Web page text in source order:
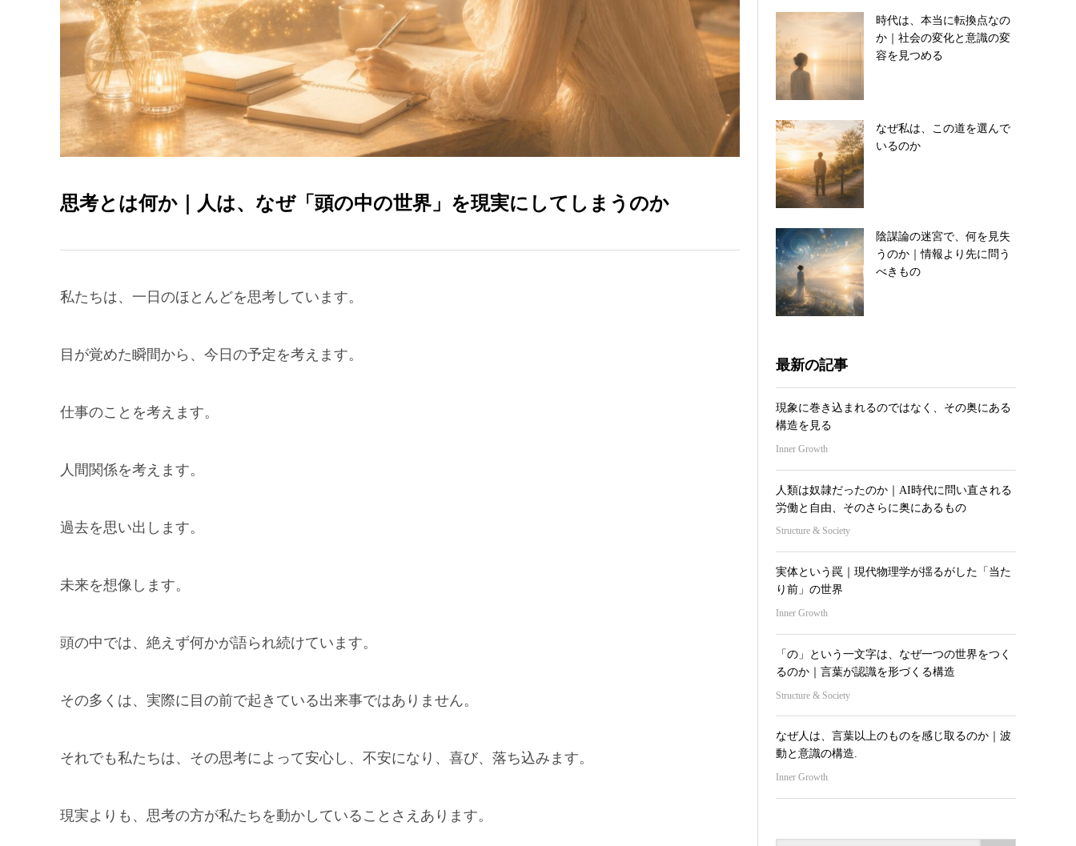
思考とは何か｜人は、なぜ「頭の中の世界」を現実にしてしまうのか
私たちは、一日のほとんどを思考しています。
目が覚めた瞬間から、今日の予定を考えます。
仕事のことを考えます。
人間関係を考えます。
過去を思い出します。
未来を想像します。
頭の中では、絶えず何かが語られ続けています。
その多くは、実際に目の前で起きている出来事ではありません。
それでも私たちは、その思考によって安心し、不安になり、喜び、落ち込みます。
現実よりも、思考の方が私たちを動かしていることさえあります。
時代は、本当に転換点なの
か｜社会の変化と意識の変
容を見つめる
なぜ私は、この道を選んで
いるのか
陰謀論の迷宮で、何を見失
うのか｜情報より先に問う
べきもの
最新の記事
現象に巻き込まれるのではなく、その奥にある
構造を見る
Inner Growth
人類は奴隷だったのか｜AI時代に問い直される
労働と自由、そのさらに奥にあるもの
Structure & Society
実体という罠｜現代物理学が揺るがした「当た
り前」の世界
Inner Growth
「の」という一文字は、なぜ一つの世界をつく
るのか｜言葉が認識を形づくる構造
Structure & Society
なぜ人は、言葉以上のものを感じ取るのか｜波
動と意識の構造.
Inner Growth